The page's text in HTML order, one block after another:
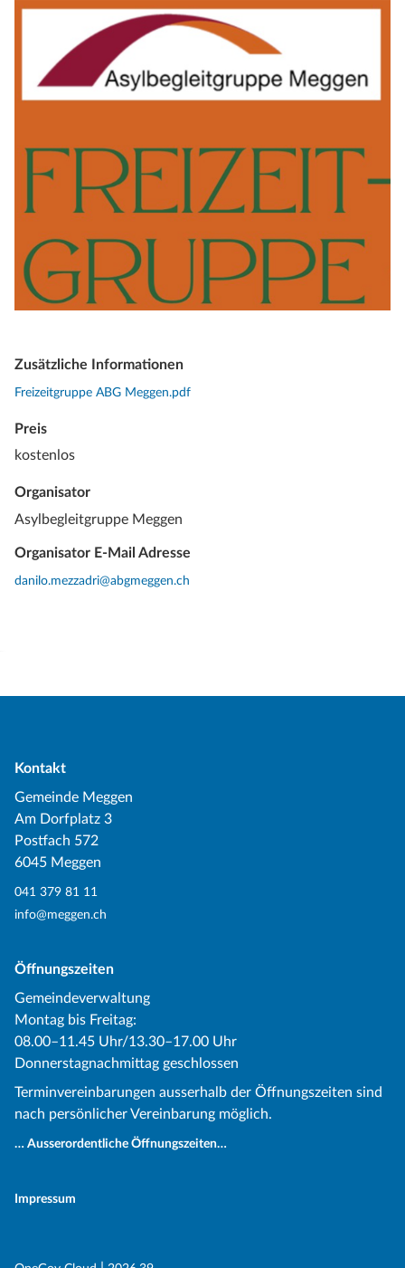
Zusätzliche Informationen
Freizeitgruppe ABG Meggen.pdf
Preis
kostenlos
Organisator
Asylbegleitgruppe Meggen
Organisator E-Mail Adresse
danilo.mezzadri@abgmeggen.ch
Kontakt
Gemeinde Meggen
Am Dorfplatz 3
Postfach 572
6045 Meggen
041 379 81 11
info@meggen.ch
Öffnungszeiten
Gemeindeverwaltung
Montag bis Freitag:
08.00–11.45 Uhr/13.30–17.00 Uhr
Donnerstagnachmittag geschlossen
Terminvereinbarungen ausserhalb der Öffnungszeiten sind
nach persönlicher Vereinbarung möglich.
… Ausserordentliche Öffnungszeiten…
Impressum